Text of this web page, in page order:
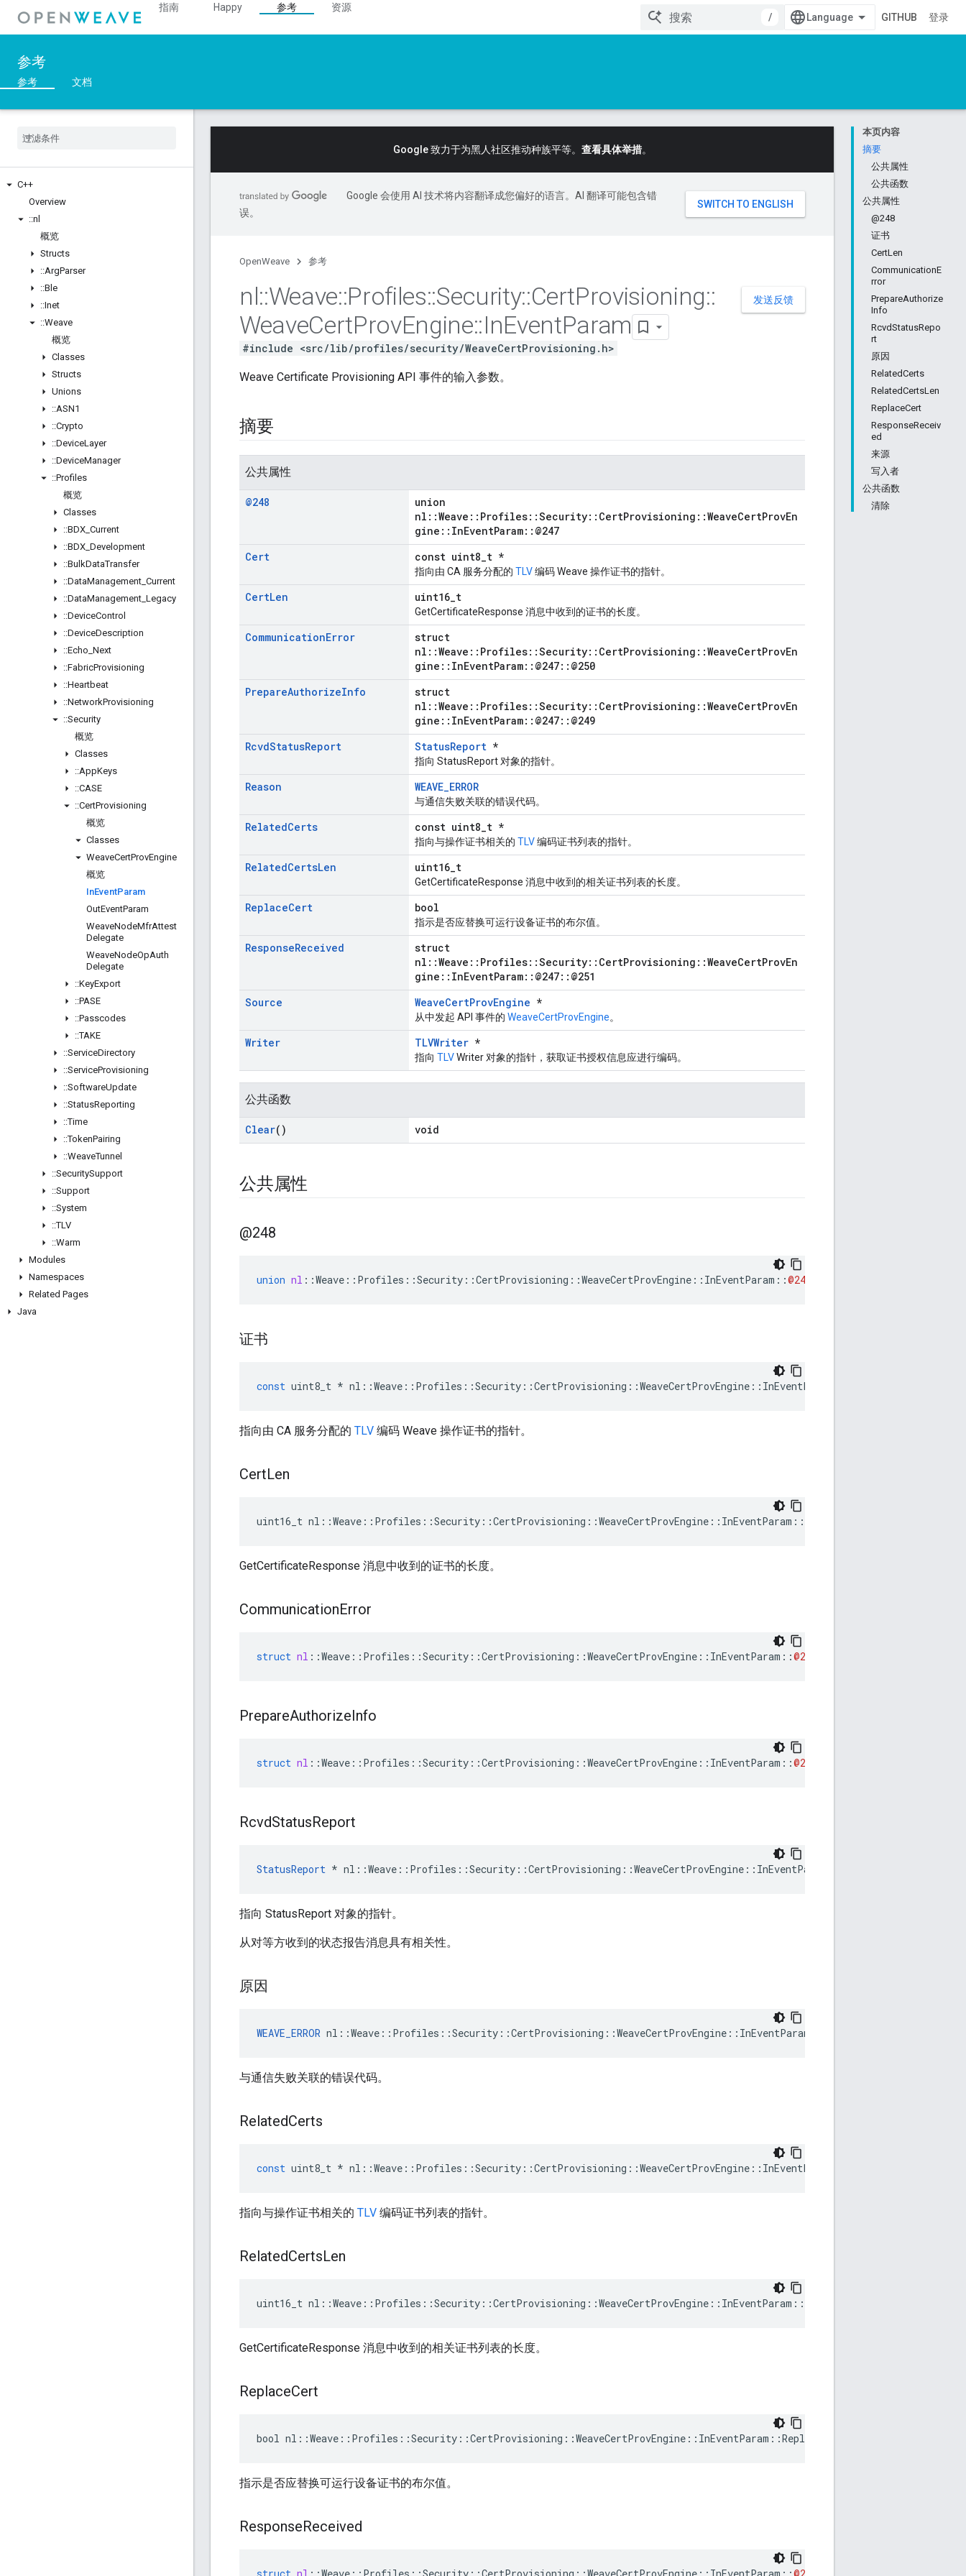
指南 Happy 参考
资源
/
GITHUB 登录
参考
参考 文档
C++
Overview
::nl
概览
Structs
::ArgParser
::Ble
::Inet
::Weave
概览
Classes
Structs
Unions
::ASN1
::Crypto
::DeviceLayer
::DeviceManager
::Profiles
概览
Classes
::BDX Current
::BDX Development
::BulkDataTransfer
::DataManagement Current
::DataManagement Legacy
::DeviceControl
::DeviceDescription
::Echo Next
::FabricProvisioning
::Heartbeat
::NetworkProvisioning
::Security
概览
Classes
::AppKeys
::CASE
::CertProvisioning
概览
Classes
WeaveCertProvEngine
概览
InEventParam
OutEventParam
WeaveNodeMfrAttest
Delegate
WeaveNodeOpAuth
Delegate
::KeyExport
::PASE
::Passcodes
::TAKE
::ServiceDirectory
::ServiceProvisioning
::SoftwareUpdate
::StatusReporting
::Time
::TokenPairing
::WeaveTunnel
::SecuritySupport
::Support
::System
::TLV
::Warm
Modules
Namespaces
Related Pages
Java
本页内容
摘要
公共属性
公共函数
公共属性
@248
证书
CertLen
CommunicationE
rror
PrepareAuthorize
Info
RcvdStatusRepo
rt
原因
RelatedCerts
RelatedCertsLen
ReplaceCert
ResponseReceiv
ed
来源
写入者
公共函数
清除
Google 致力于为黑人社区推动种族平等。 查看具体举措。
Google 会使用 AI 技术将内容翻译成您偏好的语言。AI 翻译可能包含错
误。
OpenWeave 参考
发送反馈
nl::Weave::Profiles::Security::CertProvisioning::
WeaveCertProvEngine::InEventParam
#include <src/lib/profiles/security/WeaveCertProvisioning.h>
Weave Certificate Provisioning API 事件的输入参数。
摘要
公共属性
@248
union
nl::Weave::Profiles::Security::CertProvisioning::WeaveCertProvEn
gine::InEventParam::@247
Cert
const uint8_t *
指向由 CA 服务分配的 TLV编码 Weave 操作证书的指针。
CertLen uint16_t
GetCertificateResponse 消息中收到的证书的长度。
CommunicationError
struct
nl::Weave::Profiles::Security::CertProvisioning::WeaveCertProvEn
gine::InEventParam::@247::@250
PrepareAuthorizeInfo
struct
nl::Weave::Profiles::Security::CertProvisioning::WeaveCertProvEn
gine::InEventParam::@247::@249
RcvdStatusReport StatusReport *
指向 StatusReport 对象的指针。
Reason WEAVE_ERROR
与通信失败关联的错误代码。
RelatedCerts const uint8_t *
指向与操作证书相关的 TLV编码证书列表的指针。
RelatedCertsLen uint16_t
GetCertificateResponse 消息中收到的相关证书列表的长度。
ReplaceCert bool
指示是否应替换可运行设备证书的布尔值。
ResponseReceived
struct
nl::Weave::Profiles::Security::CertProvisioning::WeaveCertProvEn
gine::InEventParam::@247::@251
Source
WeaveCertProvEngine *
从中发起 API 事件的 WeaveCertProvEngine。
Writer TLVWriter *
指向 TLVWriter 对象的指针，获取证书授权信息应进行编码。
公共函数
Clear() void
公共属性
@248
union nl ::Weave :: Profiles ::Security ::CertProvisioning ::WeaveCertProvEngine :: InEventParam ::@247
证书
const uint8_t * nl ::Weave :: Profiles ::Security ::CertProvisioning ::WeaveCertProvEngine :: InEventParam
指向由 CA 服务分配的 TLV 编码 Weave 操作证书的指针。
CertLen
uint16_t nl::Weave::Profiles::Security::CertProvisioning::WeaveCertProvEngine::InEventParam::CertLen
GetCertificateResponse 消息中收到的证书的长度。
CommunicationError
struct nl ::Weave :: Profiles ::Security ::CertProvisioning ::WeaveCertProvEngine :: InEventParam ::@247
PrepareAuthorizeInfo
struct nl ::Weave :: Profiles ::Security ::CertProvisioning ::WeaveCertProvEngine :: InEventParam ::@247
RcvdStatusReport
StatusReport * nl::Weave::Profiles::Security::CertProvisioning::WeaveCertProvEngine::InEventParam::RcvdStatusReport
指向 StatusReport 对象的指针。
从对等方收到的状态报告消息具有相关性。
原因
WEAVE_ERROR nl::Weave::Profiles::Security::CertProvisioning::WeaveCertProvEngine::InEventParam::Reason
与通信失败关联的错误代码。
RelatedCerts
const uint8_t * nl ::Weave :: Profiles ::Security ::CertProvisioning ::WeaveCertProvEngine :: InEventParam
指向与操作证书相关的 TLV 编码证书列表的指针。
RelatedCertsLen
uint16_t nl::Weave::Profiles::Security::CertProvisioning::WeaveCertProvEngine::InEventParam::RelatedCertsLen
GetCertificateResponse 消息中收到的相关证书列表的长度。
ReplaceCert
bool nl::Weave::Profiles::Security::CertProvisioning::WeaveCertProvEngine::InEventParam::ReplaceCert
指示是否应替换可运行设备证书的布尔值。
ResponseReceived